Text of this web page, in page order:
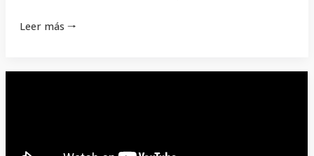
Leer más 🠒